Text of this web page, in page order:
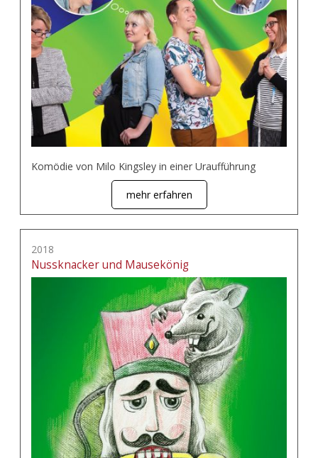
Komödie von Milo Kingsley in einer Uraufführung
mehr erfahren
2018
Nussknacker und Mausekönig